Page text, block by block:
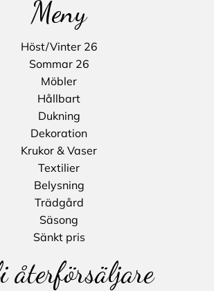
Meny
Höst/Vinter 26
Sommar 26
Möbler
Hållbart
Dukning
Dekoration
Krukor & Vaser
Textilier
Belysning
Trädgård
Säsong
Sänkt pris
återförsäljare